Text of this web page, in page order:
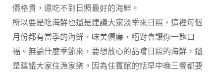
價格貴，還吃不到日照最好的海鮮。
所以要是吃海鮮也還是建議大家淡季來日照，這裡每個
月份都有當季的海鮮，味美價廉，絕對會讓你一飽口
福。無論什麼季節來，要想放心的品嚐日照的海鮮，還
是建議大家住漁家樂。因為住賓館的話早中晚三餐都要